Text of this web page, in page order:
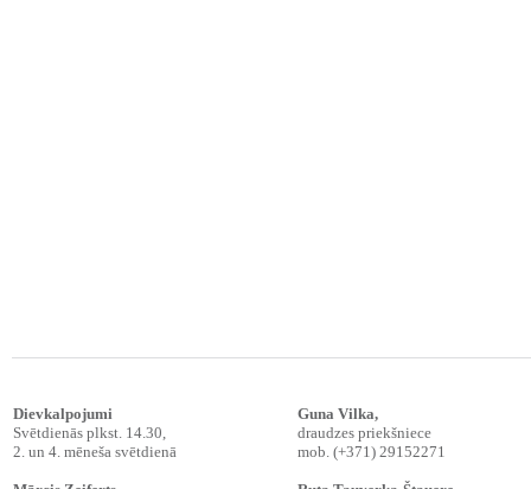
Dievkalpojumi
Svētdienās plkst. 14.30,
2. un 4. mēneša svētdienā
Guna Vilka,
draudzes priekšniece
mob. (+371) 29152271